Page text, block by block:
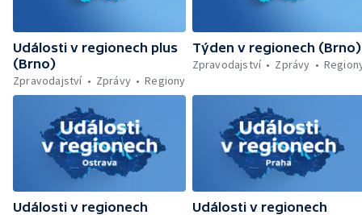
Události v regionech plus
(Brno)
Zpravodajství
Zprávy Regiony
Týden v regionech (Brno)
Zpravodajství
Zprávy
Události v regionech
Události v regionech